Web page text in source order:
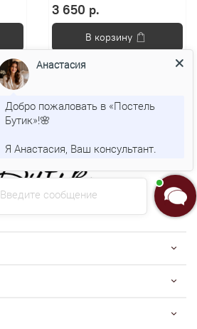
3 650 р.
В корзину
Введите сообщение
Анастасия
Добро пожаловать в «Постель
Бутик»!🌸
Я Анастасия, Ваш консультант.